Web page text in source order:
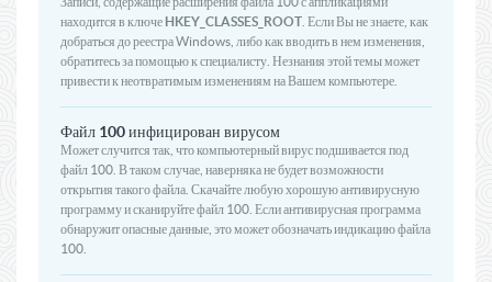
находится в ключе HKEY_CLASSES_ROOT . Если Вы не знаете, как
добраться до реестра Windows, либо как вводить в нем изменения,
обратитесь за помощью к специалисту. Незнания этой темы может
привести к неотвратимым изменениям на Вашем компьютере.
Файл 100 инфицирован вирусом
Может случится так, что компьютерный вирус подшивается под
файл 100. В таком случае, наверняка не будет возможности
открытия такого файла. Скачайте любую хорошую антивирусную
программу и сканируйте файл 100. Если антивирусная программа
обнаружит опасные данные, это может обозначать индикацию файла
100.